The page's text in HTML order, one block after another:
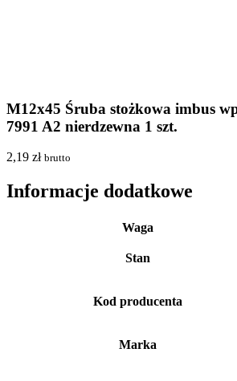
M12x45 Śruba stożkowa imbus
7991 A2 nierdzewna 1 szt.
2,19 zł brutto
Informacje dodatkowe
Waga
Stan
Kod producenta
Marka